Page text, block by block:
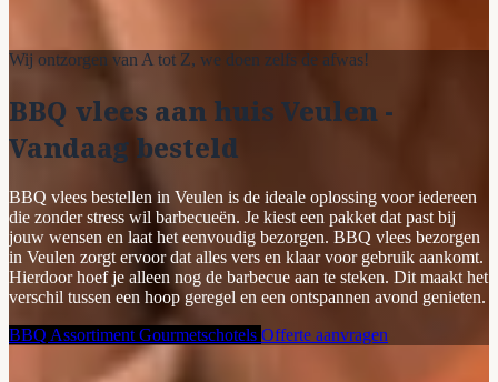
Wij ontzorgen van A tot Z, we doen zelfs de afwas!
BBQ vlees aan huis Veulen -
Vandaag besteld
BBQ vlees bestellen in Veulen is de ideale oplossing voor iedereen
die zonder stress wil barbecueën. Je kiest een pakket dat past bij
jouw wensen en laat het eenvoudig bezorgen. BBQ vlees bezorgen
in Veulen zorgt ervoor dat alles vers en klaar voor gebruik aankomt.
Hierdoor hoef je alleen nog de barbecue aan te steken. Dit maakt het
verschil tussen een hoop geregel en een ontspannen avond genieten.
BBQ Assortiment Gourmetschotels Offerte aanvragen